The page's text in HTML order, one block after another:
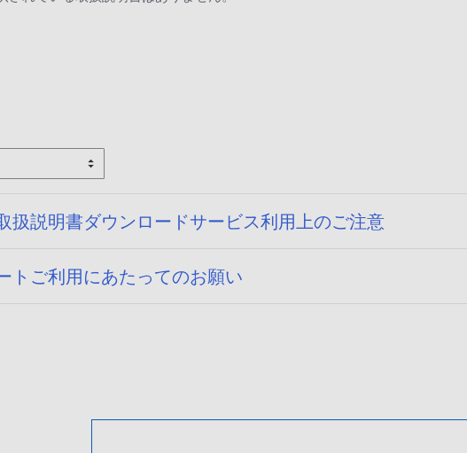
扱説明書ダウンロードサービス利用上のご注意
トご利用にあたってのお願い